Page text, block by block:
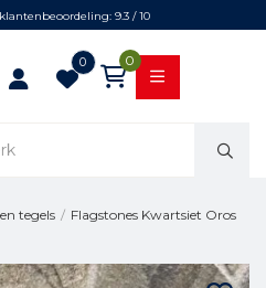
9.3 / 10
0 0
tegels / Flagstones Kwartsiet Oros